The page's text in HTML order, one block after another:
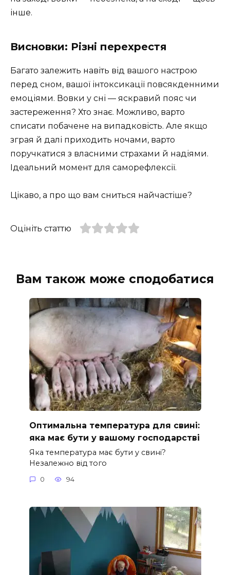
інше.
Висновки: Різні перехрестя
Багато залежить навіть від вашого настрою
перед сном, вашої інтоксикації повсякденними
емоціями. Вовки у сні — яскравий пояс чи
застереження? Хто знає. Можливо, варто
списати побачене на випадковість. Але якщо
зграя й далі приходить ночами, варто
поручкатися з власними страхами й надіями.
Ідеальний момент для саморефлексії.
Цікаво, а про що вам сниться найчастіше?
Оцініть статтю
Вам також може сподобатися
Оптимальна температура для свині:
яка має бути у вашому господарстві
Яка температура має бути у свині?
Незалежно від того
0 94